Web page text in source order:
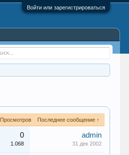
Войти или зарегистрироваться
Просмотров Последнее сообщение ↑
0
1.068
admin
31 дек 2002